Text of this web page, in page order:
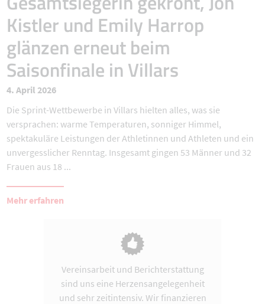
Kistler und Emily Harrop
glänzen erneut beim
Saisonfinale in Villars
4. April 2026
Die Sprint-Wettbewerbe in Villars hielten alles, was sie
versprachen: warme Temperaturen, sonniger Himmel,
spektakuläre Leistungen der Athletinnen und Athleten und ein
unvergesslicher Renntag. Insgesamt gingen 53 Männer und 32
Frauen aus 18 ...
Mehr erfahren
Vereinsarbeit und Berichterstattung
sind uns eine Herzensangelegenheit
und sehr zeitintensiv. Wir finanzieren